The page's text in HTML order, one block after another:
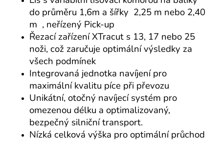
do průměru 1,6m a šířky 2,25 m nebo 2,40
m , neřízený Pick-up
Řezací zařízení XTracut s 13, 17 nebo 25
noži, což zaručuje optimální výsledky za
všech podmínek
Integrovaná jednotka navíjení pro
maximální kvalitu píce při převozu
Unikátní, otočný navíjecí systém pro
omezenou délku a optimalizovaný,
bezpečný silniční transport.
Nízká celková výška pro optimální průchod